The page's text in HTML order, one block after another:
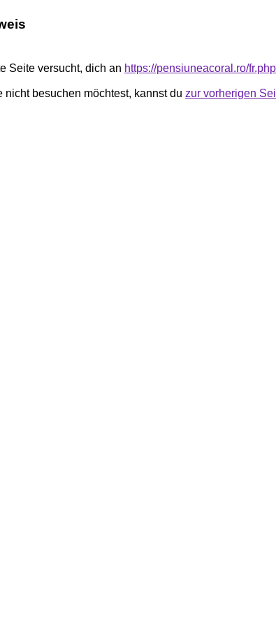
Seite versucht, dich an https://pensiuneacoral.ro/
nicht besuchen möchtest, kannst du zur vorherigen